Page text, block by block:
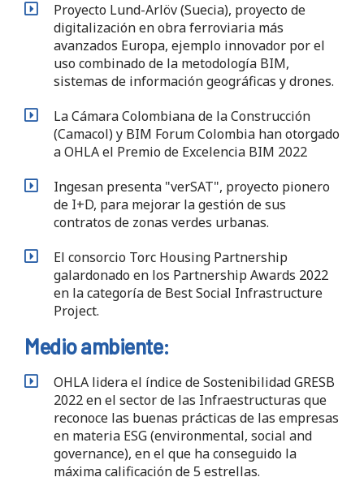
Proyecto Lund-Arlöv (Suecia), proyecto de
digitalización en obra ferroviaria más
avanzados Europa, ejemplo innovador por el
uso combinado de la metodología BIM,
sistemas de información geográficas y drones.
La Cámara Colombiana de la Construcción
(Camacol) y BIM Forum Colombia han otorgado
a OHLA el Premio de Excelencia BIM 2022
Ingesan presenta "verSAT", proyecto pionero
de I+D, para mejorar la gestión de sus
contratos de zonas verdes urbanas.
El consorcio Torc Housing Partnership
galardonado en los Partnership Awards 2022
en la categoría de Best Social Infrastructure
Project.
Medio ambiente:
OHLA lidera el índice de Sostenibilidad GRESB
2022 en el sector de las Infraestructuras que
reconoce las buenas prácticas de las empresas
en materia ESG (environmental, social and
governance), en el que ha conseguido la
máxima calificación de 5 estrellas.